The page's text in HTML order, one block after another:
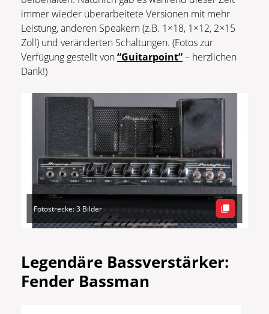
immer wieder überarbeitete Versionen mit mehr
Leistung, anderen Speakern (z.B. 1×18, 1×12, 2×15
Zoll) und veränderten Schaltungen. (Fotos zur
Verfügung gestellt von“Guitarpoint”– herzlichen
Dank!)
Fotostrecke: 3 Bilder
Legendäre Bassverstärker:
Fender Bassman